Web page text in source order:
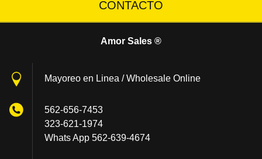
CONTACTO
Amor Sales ®
Mayoreo en Linea / Wholesale Online
562-656-7453
323-621-1974
Whats App 562-639-4674